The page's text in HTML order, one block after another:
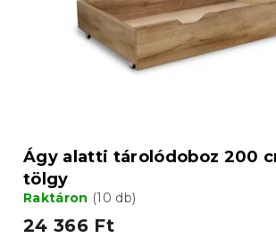
Ágy alatti tárolódoboz 200
tölgy
Raktáron (10 db)
24 366 Ft